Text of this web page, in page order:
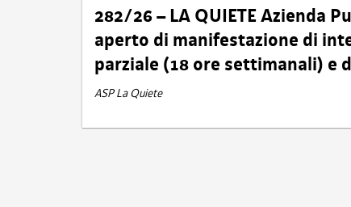
282/26 – LA QUIETE Azienda
aperto di manifestazione di
parziale (18 ore settimanali) e
ASP La Quiete